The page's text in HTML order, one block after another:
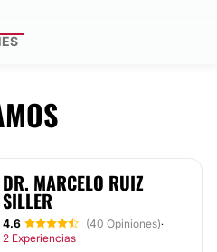
DR. MARCELO RUIZ
SILLER
4.6 (40 Opiniones)·
2 Experiencias